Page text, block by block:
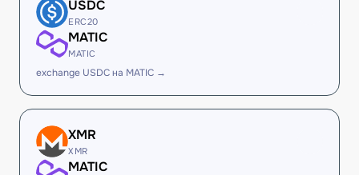
USDC
ERC20
MATIC
MATIC
exchange USDC на MATIC →
XMR
XMR
MATIC